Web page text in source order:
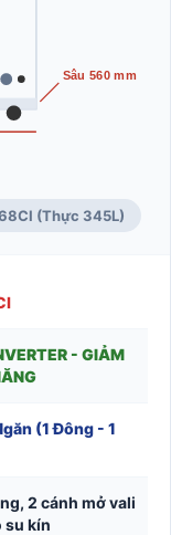
Sâu 560 mm
(Thực 345L)
- GIẢM
(1 Đông - 1
2 cánh mở vali
su kín